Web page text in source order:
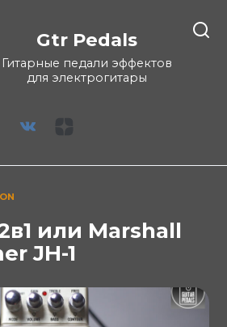
Gtr Pedals
Гитарные педали эффектов
для электрогитары
или Marshall
JH-1